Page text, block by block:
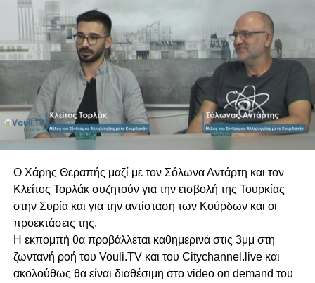
Ο Χάρης Θεραπής μαζί με τον Σόλωνα Αντάρτη και τον
Κλείτος Τορλάκ συζητούν για την εισβολή της Τουρκίας
στην Συρία και για την αντίσταση των Κούρδων και οι
προεκτάσεις της.
Η εκπομπή θα προβάλλεται καθημερινά στις 3μμ στη
ζωντανή ροή του Vouli.TV και του Citychannel.live και
ακολούθως θα είναι διαθέσιμη στο video on demand του